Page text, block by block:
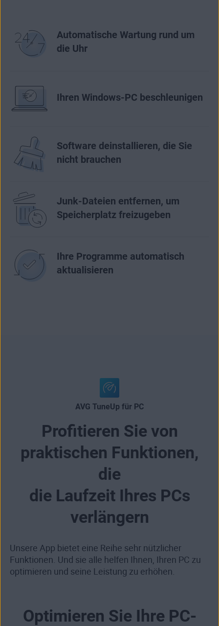
Automatische Wartung rund um
die Uhr
Ihren Windows-PC beschleunigen
Software deinstallieren, die Sie
nicht brauchen
Junk-Dateien entfernen, um
Speicherplatz freizugeben
Ihre Programme automatisch
aktualisieren
AVG TuneUp für PC
Profitieren Sie von
praktischen Funktionen,
die
die Laufzeit Ihres PCs
verlängern
Unsere App bietet eine Reihe sehr nützlicher
Funktionen. Und sie alle helfen Ihnen, Ihren PC zu
optimieren und seine Leistung zu erhöhen.
Optimieren Sie Ihre PC-